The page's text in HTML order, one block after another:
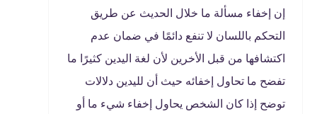
إن إخفاء مسألة ما خلال الحديث عن طريق
التحكم باللسان لا تنفع دائمًا في ضمان عدم
اكتشافها من قبل الأخرين لأن لغة اليدين كثيرًا ما
تفضح ما تحاول إخفائه حيث أن لليدين دلالات
توضح إذا كان الشخص يحاول إخفاء شيء ما أو